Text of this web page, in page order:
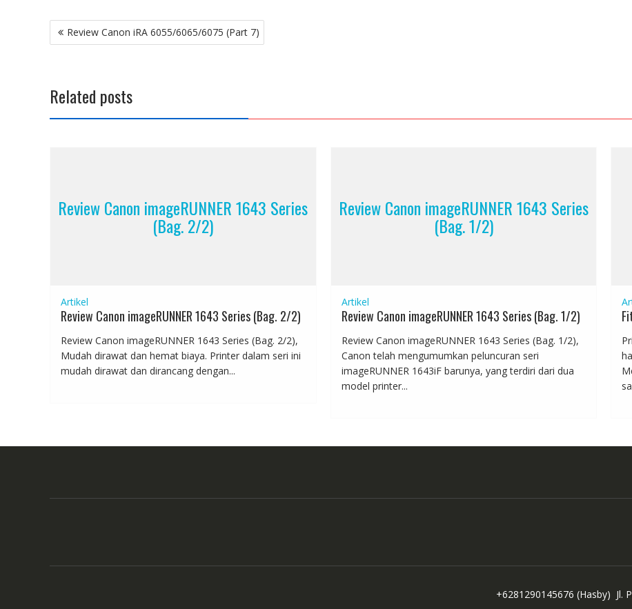
Post
navigation
Review Canon iRA 6055/6065/6075 (Part 7)
Related posts
Review Canon imageRUNNER 1643 Series
(Bag. 2/2)
Artikel
Review Canon imageRUNNER 1643 Series (Bag. 2/2)
Review Canon imageRUNNER 1643 Series (Bag. 2/2),
Mudah dirawat dan hemat biaya. Printer dalam seri ini
mudah dirawat dan dirancang dengan...
Review Canon imageRUNNER 1643 Series
(Bag. 1/2)
Artikel
Review Canon imageRUNNER 1643 Series (Bag. 1/2)
Review Canon imageRUNNER 1643 Series (Bag. 1/2),
Canon telah mengumumkan peluncuran seri
imageRUNNER 1643iF barunya, yang terdiri dari dua
model printer...
+6281290145676 (Hasby) Jl.